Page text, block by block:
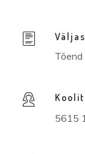
Tõend
5615